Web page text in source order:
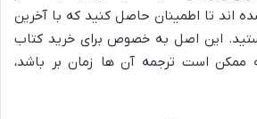
اند تا اطمینان حاصل کنید که با آخرین
این اصل به خصوص برای خرید کتاب
ممکن است ترجمه آن ها زمان بر باشد،